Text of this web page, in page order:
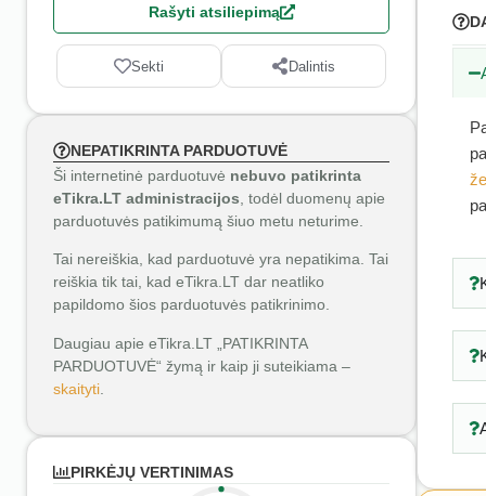
Rašyti atsiliepimą
Sekti Dalintis
NEPATIKRINTA PARDUOTUVĖ
Ši internetinė parduotuvė nebuvo patikrinta
eTikra.LT administracijos , todėl duomenų apie
parduotuvės patikimumą šiuo metu neturime.
Tai nereiškia, kad parduotuvė yra nepatikima. Tai
reiškia tik tai, kad eTikra.LT dar neatliko
papildomo šios parduotuvės patikrinimo.
Daugiau apie eTikra.LT „PATIKRINTA
PARDUOTUVĖ“ žymą ir kaip ji suteikiama –
skaityti
PIRKĖJŲ VERTINIMAS